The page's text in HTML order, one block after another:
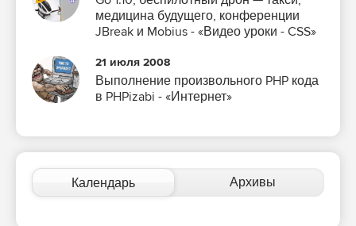
медицина будущего, конференции
JBreak и Mobius - «Видео уроки - CSS»
21 июля 2008
Выполнение произвольного PHP кода
в PHPizabi - «Интернет»
Календарь Архивы